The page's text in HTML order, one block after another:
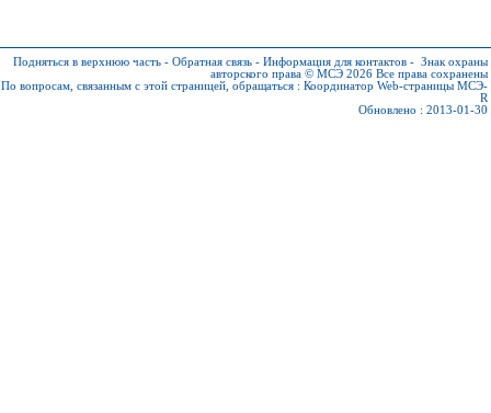
Подняться в верхнюю часть - Обратная связь - Информация для контактов - Знак охраны
авторского права © МСЭ 2026 Все права сохранены
По вопросам, связанным с этой страницей, обращаться : Координатор Web-страницы МСЭ-
R
Обновлено : 2013-01-30